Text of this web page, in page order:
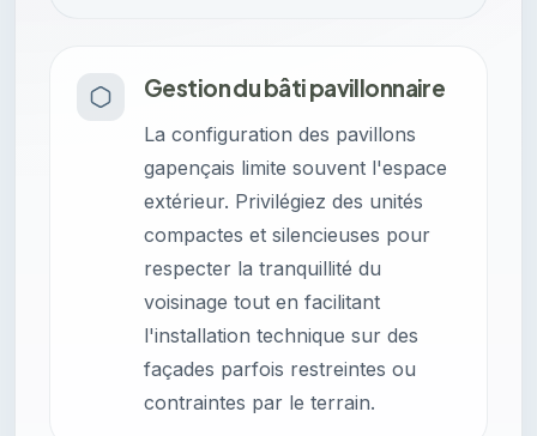
Gestion du bâti pavillonnaire
La configuration des pavillons
gapençais limite souvent l'espace
extérieur. Privilégiez des unités
compactes et silencieuses pour
respecter la tranquillité du
voisinage tout en facilitant
l'installation technique sur des
façades parfois restreintes ou
contraintes par le terrain.